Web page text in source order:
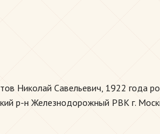
Николай Савельевич, 1922 года
р-н Железнодорожный РВК г.